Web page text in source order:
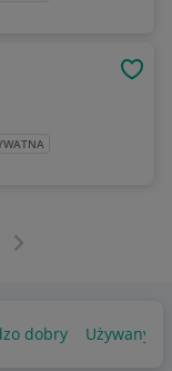
Następna strona
dobry Używany